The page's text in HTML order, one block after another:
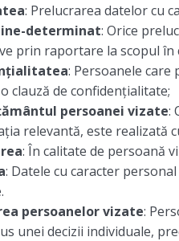
: Prelucrarea datelor cu
determinat: Orice
prin raportare la scopul
: Persoanele
clauză de confidențialitate;
persoanei vizate:
relevantă, este realizată
: În calitate de persoană
: Datele cu caracter
persoanelor vizate:
unei decizii individuale,